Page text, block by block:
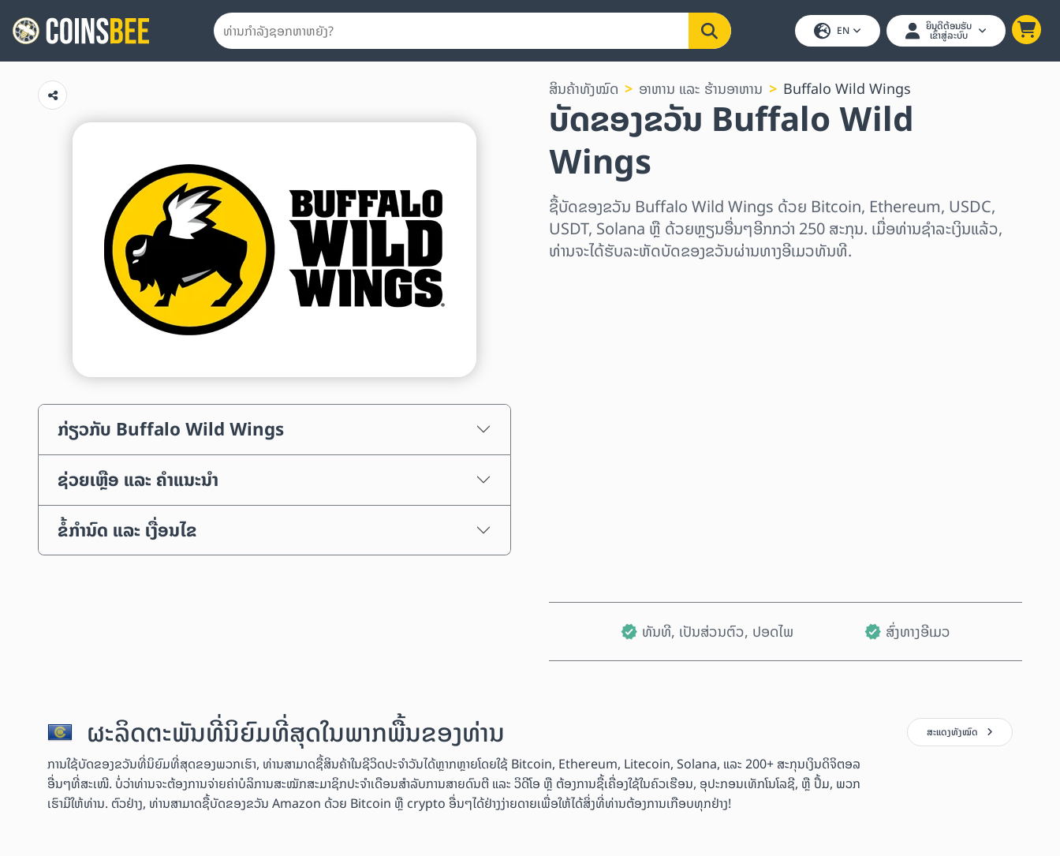
EN ຍິນດີຕ້ອນຮັບ
ເຂົ້າສູ່ລະບົບ
ກ່ຽວກັບ Buffalo Wild Wings
ຊ່ວຍເຫຼືອ ແລະ ຄຳແນະນຳ
ຂໍ້ກຳນົດ ແລະ ເງື່ອນໄຂ
ສິນຄ້າທັງໝົດ ອາຫານ ແລະ ຮ້ານອາຫານ Buffalo Wild Wings
ບັດຂອງຂວັນ Buffalo Wild
Wings
ຊື້ບັດຂອງຂວັນ Buffalo Wild Wings ດ້ວຍ Bitcoin, Ethereum, USDC,
USDT, Solana ຫຼື ດ້ວຍຫຼຽນອື່ນໆອີກກວ່າ 250 ສະກຸນ. ເມື່ອທ່ານຊຳລະເງິນແລ້ວ,
ທ່ານຈະໄດ້ຮັບລະຫັດບັດຂອງຂວັນຜ່ານທາງອີເມວທັນທີ.
ທັນທີ, ເປັນສ່ວນຕົວ, ປອດໄພ ສົ່ງທາງອີເມວ
ຜະລິດຕະພັນທີ່ນິຍົມທີ່ສຸດໃນພາກພື້ນຂອງທ່ານ
ການໃຊ້ບັດຂອງຂວັນທີ່ນິຍົມທີ່ສຸດຂອງພວກເຮົາ, ທ່ານສາມາດຊື້ສິນຄ້າໃນຊີວິດປະຈຳວັນໄດ້ຫຼາກຫຼາຍໂດຍໃຊ້ Bitcoin, Ethereum, Litecoin, Solana, ແລະ 200+ ສະກຸນເງິນດິຈິຕອລ
ອື່ນໆທີ່ສະເໜີ. ບໍ່ວ່າທ່ານຈະຕ້ອງການຈ່າຍຄ່າບໍລິການສະໝັກສະມາຊິກປະຈຳເດືອນສຳລັບການສາຍດົນຕີ ແລະ ວິດີໂອ ຫຼື ຕ້ອງການຊື້ເຄື່ອງໃຊ້ໃນຄົວເຮືອນ, ອຸປະກອນເທັກໂນໂລຊີ, ຫຼື ປຶ້ມ, ພວກ
ເຮົາມີໃຫ້ທ່ານ. ຕົວຢ່າງ, ທ່ານສາມາດຊື້ບັດຂອງຂວັນ Amazon ດ້ວຍ Bitcoin ຫຼື crypto ອື່ນໆໄດ້ຢ່າງງ່າຍດາຍເພື່ອໃຫ້ໄດ້ສິ່ງທີ່ທ່ານຕ້ອງການເກືອບທຸກຢ່າງ!
ສະແດງທັງໝົດ